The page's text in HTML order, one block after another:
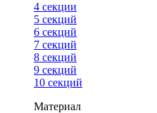
4 cекции
5 секций
6 секций
7 секций
8 секций
9 секций
10 секций
Материал